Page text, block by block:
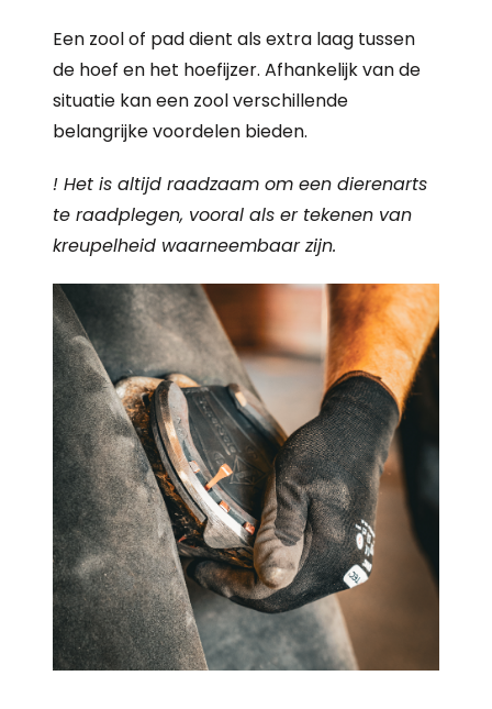
Een zool of pad dient als extra laag tussen
de hoef en het hoefijzer. Afhankelijk van de
situatie kan een zool verschillende
belangrijke voordelen bieden.
! Het is altijd raadzaam om een dierenarts
te raadplegen, vooral als er tekenen van
kreupelheid waarneembaar zijn.